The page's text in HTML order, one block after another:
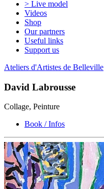
> Live model
Videos
Shop
Our partners
Useful links
Support us
Ateliers d'Artistes de Belleville
David Labrousse
Collage, Peinture
Book / Infos